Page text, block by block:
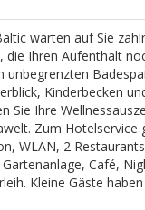
warten auf Sie
die Ihren Aufenthalt
unbegrenzten
Kinderbecken
Sie Ihre
Zum Hotelservice
WLAN, 2
Café,
Kleine Gäste